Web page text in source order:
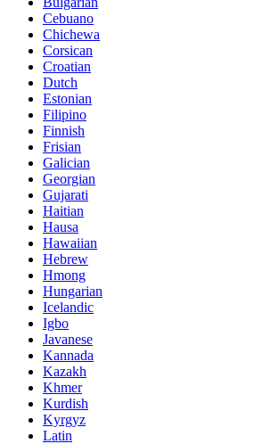
Cebuano
Chichewa
Corsican
Croatian
Dutch
Estonian
Filipino
Finnish
Frisian
Galician
Georgian
Gujarati
Haitian
Hausa
Hawaiian
Hebrew
Hmong
Hungarian
Icelandic
Igbo
Javanese
Kannada
Kazakh
Khmer
Kurdish
Kyrgyz
Latin